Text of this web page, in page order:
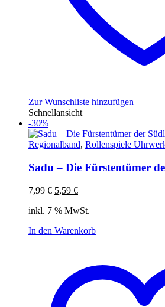
Zur Wunschliste hinzufügen
Schnellansicht
-30%
Regionalband, Rollenspiele
Sadu – Die Fürstentümer
7,99€ Ursprünglicher
war:
5,59 €Aktueller
ist:
inkl. 7 % MwSt.
In den Warenkorb